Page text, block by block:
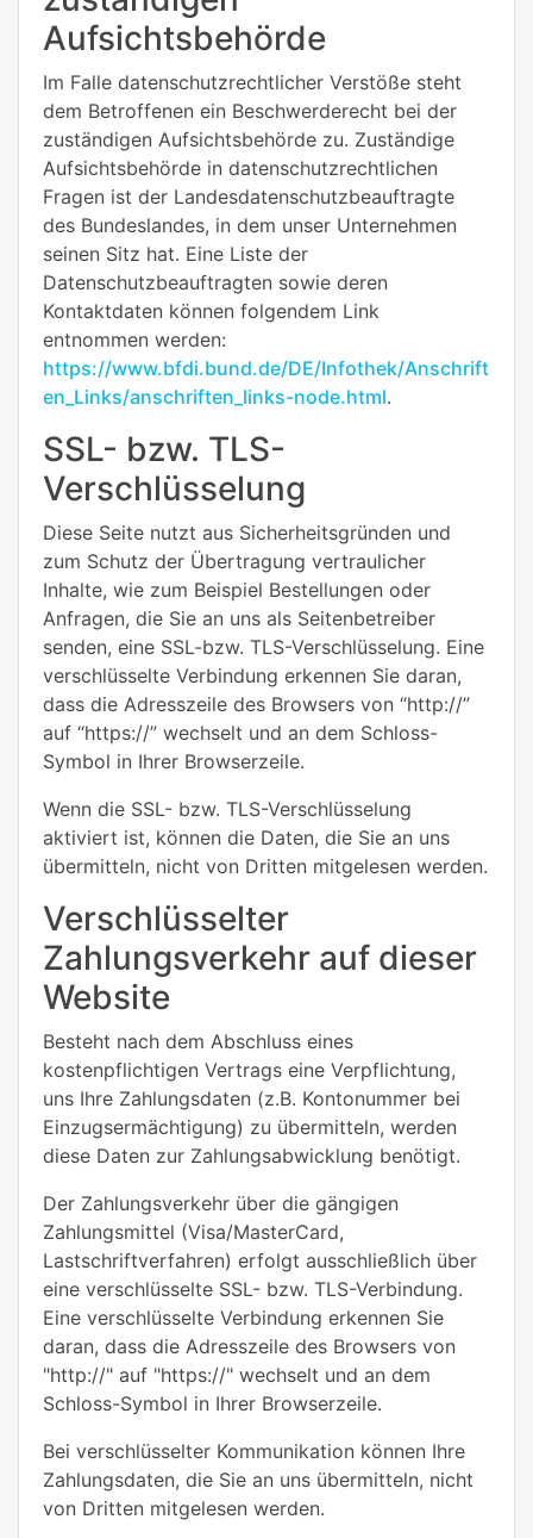
Aufsichtsbehörde
Im Falle datenschutzrechtlicher Verstöße steht
dem Betroffenen ein Beschwerderecht bei der
zuständigen Aufsichtsbehörde zu. Zuständige
Aufsichtsbehörde in datenschutzrechtlichen
Fragen ist der Landesdatenschutzbeauftragte
des Bundeslandes, in dem unser Unternehmen
seinen Sitz hat. Eine Liste der
Datenschutzbeauftragten sowie deren
Kontaktdaten können folgendem Link
entnommen werden:
https://www.bfdi.bund.de/DE/Infothek/Anschrift
en_Links/anschriften_links-node.html.
SSL- bzw. TLS-
Verschlüsselung
Diese Seite nutzt aus Sicherheitsgründen und
zum Schutz der Übertragung vertraulicher
Inhalte, wie zum Beispiel Bestellungen oder
Anfragen, die Sie an uns als Seitenbetreiber
senden, eine SSL-bzw. TLS-Verschlüsselung. Eine
verschlüsselte Verbindung erkennen Sie daran,
dass die Adresszeile des Browsers von “http://”
auf “https://” wechselt und an dem Schloss-
Symbol in Ihrer Browserzeile.
Wenn die SSL- bzw. TLS-Verschlüsselung
aktiviert ist, können die Daten, die Sie an uns
übermitteln, nicht von Dritten mitgelesen werden.
Verschlüsselter
Zahlungsverkehr auf dieser
Website
Besteht nach dem Abschluss eines
kostenpflichtigen Vertrags eine Verpflichtung,
uns Ihre Zahlungsdaten (z.B. Kontonummer bei
Einzugsermächtigung) zu übermitteln, werden
diese Daten zur Zahlungsabwicklung benötigt.
Der Zahlungsverkehr über die gängigen
Zahlungsmittel (Visa/MasterCard,
Lastschriftverfahren) erfolgt ausschließlich über
eine verschlüsselte SSL- bzw. TLS-Verbindung.
Eine verschlüsselte Verbindung erkennen Sie
daran, dass die Adresszeile des Browsers von
"http://" auf "https://" wechselt und an dem
Schloss-Symbol in Ihrer Browserzeile.
Bei verschlüsselter Kommunikation können Ihre
Zahlungsdaten, die Sie an uns übermitteln, nicht
von Dritten mitgelesen werden.